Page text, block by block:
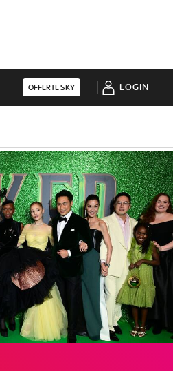
OFFERTE SKY LOGIN